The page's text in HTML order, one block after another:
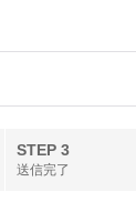
STEP 3
送信完了